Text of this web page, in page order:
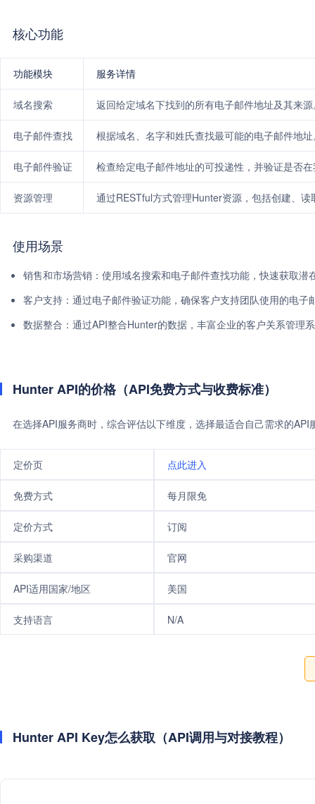
核心功能
功能模块 服务详情
域名搜索 返回给定域名下找到的所有电子邮件地址及其来
电子邮件查找 根据域名、名字和姓氏查找最可能的电子邮件地
电子邮件验证 检查给定电子邮件地址的可投递性，并验证是否
资源管理 通过RESTful方式管理Hunter资源，包括创建、
使用场景
销售和市场营销：使用域名搜索和电子邮件查找功能，快速获取
客户支持：通过电子邮件验证功能，确保客户支持团队使用的电子
数据整合：通过API整合Hunter的数据，丰富企业的客户关系管理
Hunter API的价格（API免费方式与收费标准）
在选择API服务商时，综合评估以下维度，选择最适合自己需求的
定价页 点此进入
免费方式 每月限免
定价方式 订阅
采购渠道 官网
API适用国家/地区 美国
支持语言 N/A
Hunter API Key怎么获取（API调用与对接教程）